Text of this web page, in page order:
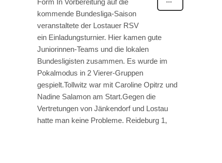
Form In Vorbereitung auf die
kommende Bundesliga-Saison
veranstaltete der Lostauer RSV
ein Einladungsturnier. Hier kamen gute
Juniorinnen-Teams und die lokalen
Bundesligisten zusammen. Es wurde im
Pokalmodus in 2 Vierer-Gruppen
gespielt.Tollwitz war mit Caroline Opitrz und
Nadine Salamon am Start.Gegen die
Vertretungen von Jänkendorf und Lostau
hatte man keine Probleme. Reideburg 1,